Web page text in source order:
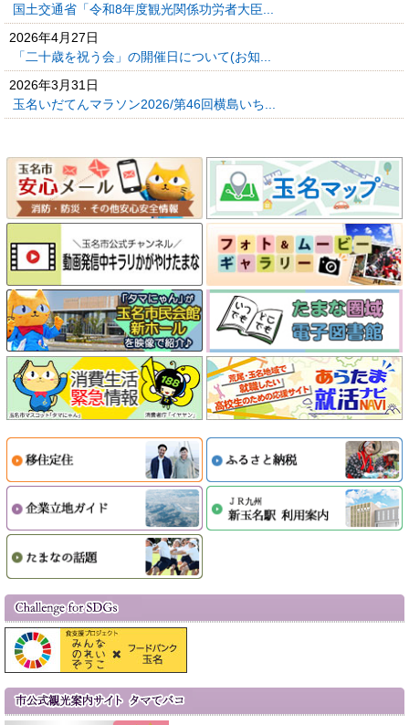
国土交通省「令和8年度観光関係功労者大臣...
2026年4月27日
「二十歳を祝う会」の開催日について(お知...
2026年3月31日
玉名いだてんマラソン2026/第46回横島いち...